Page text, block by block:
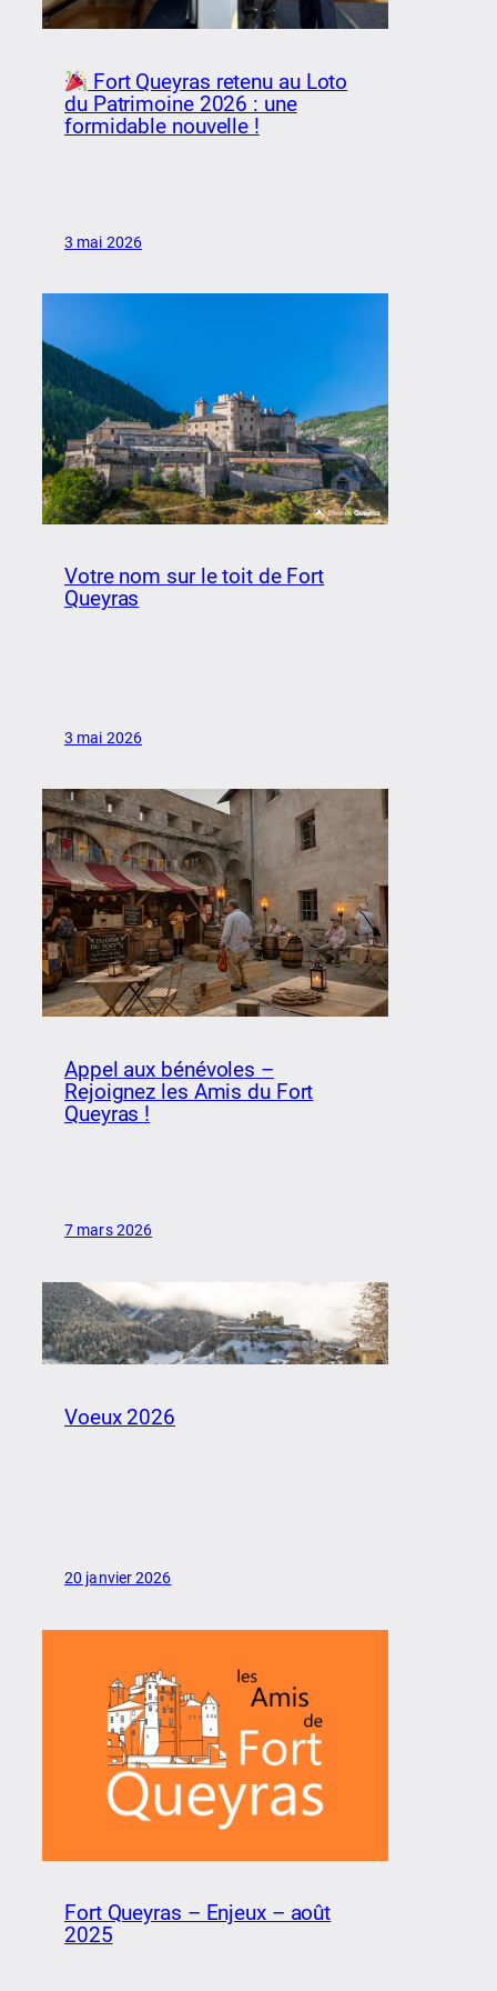
Fort Queyras retenu au Loto
du Patrimoine 2026 : une
formidable nouvelle !
3 mai 2026
Votre nom sur le toit de Fort
Queyras
3 mai 2026
Appel aux bénévoles –
Rejoignez les Amis du Fort
Queyras !
7 mars 2026
Voeux 2026
20 janvier 2026
Fort Queyras – Enjeux – août
2025